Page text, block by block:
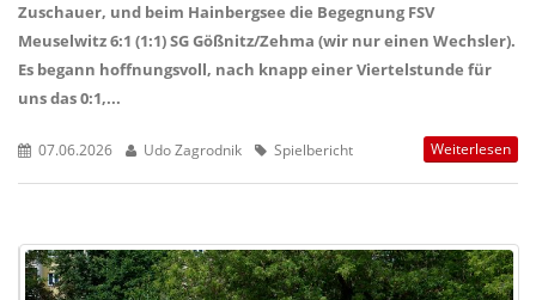
Zuschauer, und beim Hainbergsee die Begegnung FSV
Meuselwitz 6:1 (1:1) SG Gößnitz/Zehma (wir nur einen Wechsler).
Es begann hoffnungsvoll, nach knapp einer Viertelstunde für
uns das 0:1,...
07.06.2026 Udo Zagrodnik Spielbericht Weiterlesen